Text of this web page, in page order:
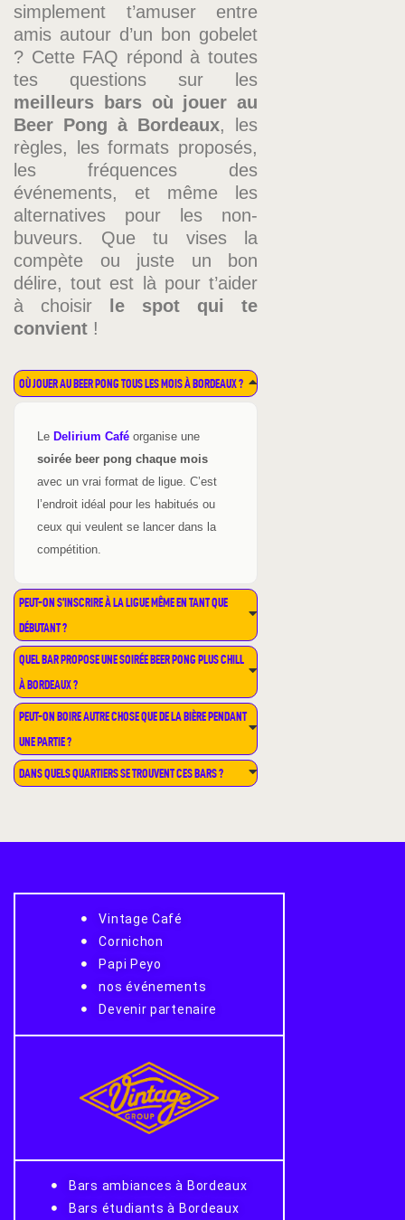
simplement t’amuser entre
amis autour d’un bon gobelet
? Cette FAQ répond à toutes
tes questions sur les
meilleurs bars où jouer au
Beer Pong à Bordeaux, les
règles, les formats proposés,
les fréquences des
événements, et même les
alternatives pour les non-
buveurs. Que tu vises la
compète ou juste un bon
délire, tout est là pour t’aider
à choisir le spot qui te
convient !
OÙ JOUER AU BEER PONG TOUS LES MOIS À BORDEAUX ?
Le Delirium Café organise une
soirée beer pong chaque mois
avec un vrai format de ligue. C’est
l’endroit idéal pour les habitués ou
ceux qui veulent se lancer dans la
compétition.
PEUT-ON S’INSCRIRE À LA LIGUE MÊME EN TANT QUE
DÉBUTANT ?
QUEL BAR PROPOSE UNE SOIRÉE BEER PONG PLUS CHILL
À BORDEAUX ?
PEUT-ON BOIRE AUTRE CHOSE QUE DE LA BIÈRE PENDANT
UNE PARTIE ?
DANS QUELS QUARTIERS SE TROUVENT CES BARS ?
Vintage Café
Cornichon
Papi Peyo
nos événements
Devenir partenaire
Bars ambiances à Bordeaux
Bars étudiants à Bordeaux